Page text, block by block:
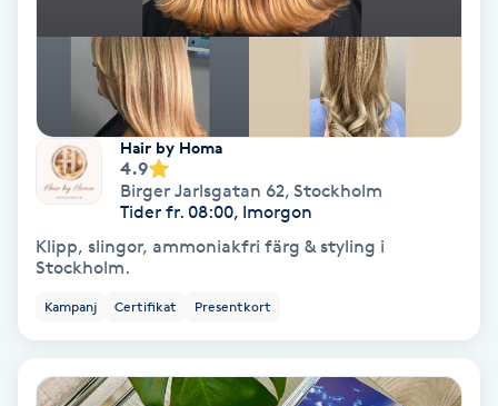
Gua Sha-massage
Hatha Yoga
Hair by Homa
4.9
Birger Jarlsgatan 62, Stockholm
Tider fr. 08:00, Imorgon
Klipp, slingor, ammoniakfri färg & styling i
Stockholm.
Kampanj Certifikat Presentkort